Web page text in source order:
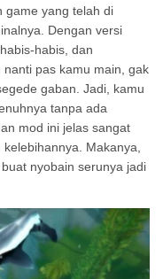
Aslinya
Apk
Terbesar
And Grow Mod APK
Sekarang!
game yang telah di
Dengan versi
habis, dan
pas kamu main, gak
gaban. Jadi, kamu
tanpa ada
mod ini jelas sangat
Makanya,
nyobain serunya jadi